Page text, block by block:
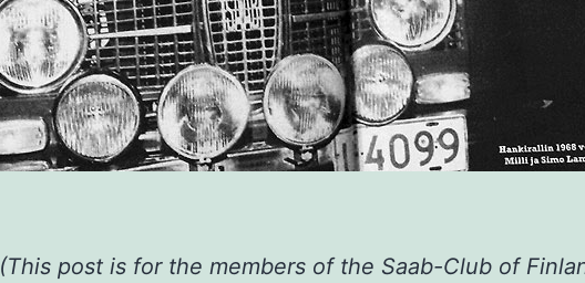
(This post is for the members of the Saab-Club of